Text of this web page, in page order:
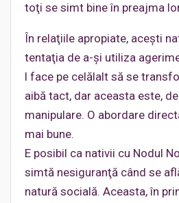
toţi se simt bine în preajma
În relaţiile apropiate, aceşti
tentaţia de a-şi utiliza
l face pe celălalt să se
aibă tact, dar aceasta este,
manipulare. O abordare
mai bune.
E posibil ca nativii cu Nodul
simtă nesiguranţă când se
natură socială. Aceasta, în